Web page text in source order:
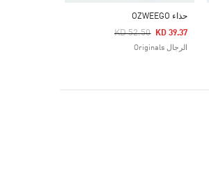
حذاء OZWEEGO
Price Reduced From
KD 52.50
To KD 39.37
الرجال Originals